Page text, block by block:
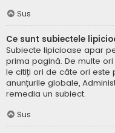
Sus
Ce sunt subiectele
Subiecte lipicioase apar
prima pagină. De multe
le citiți ori de câte ori este
anunțurile globale,
remedia un subiect.
Sus